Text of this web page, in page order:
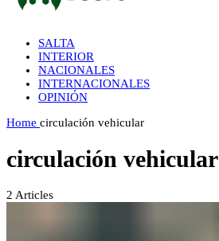
SALTA
INTERIOR
NACIONALES
INTERNACIONALES
OPINIÓN
Home circulación vehicular
circulación vehicular
2 Articles